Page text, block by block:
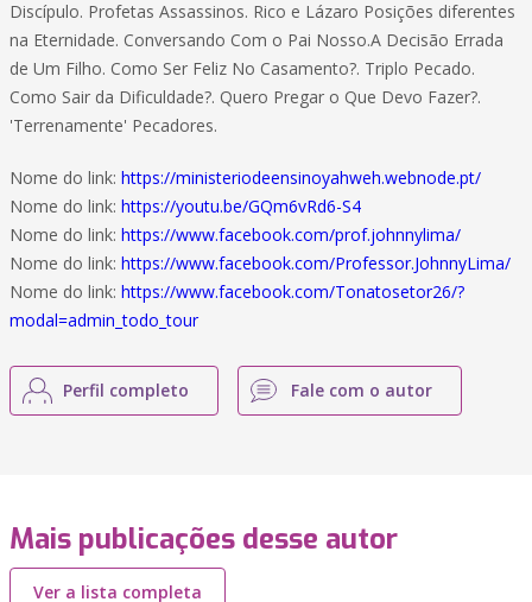
Discípulo. Profetas Assassinos. Rico e Lázaro Posições diferentes
na Eternidade. Conversando Com o Pai Nosso.A Decisão Errada
de Um Filho. Como Ser Feliz No Casamento?. Triplo Pecado.
Como Sair da Dificuldade?. Quero Pregar o Que Devo Fazer?.
'Terrenamente' Pecadores.
Nome do link: https://ministeriodeensinoyahweh.webnode.pt/
Nome do link: https://youtu.be/GQm6vRd6-S4
Nome do link: https://www.facebook.com/prof.johnnylima/
Nome do link: https://www.facebook.com/Professor.JohnnyLima/
Nome do link: https://www.facebook.com/Tonatosetor26/?
modal=admin_todo_tour
Perfil completo Fale com o autor
Mais publicações desse autor
Ver a lista completa